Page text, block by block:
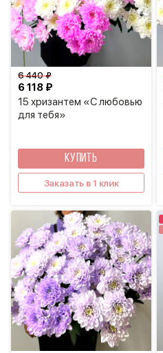
15 хризантем «С любовью
для тебя»
6 118 ₽
6 440 ₽
КУПИТЬ
Заказать в 1 клик